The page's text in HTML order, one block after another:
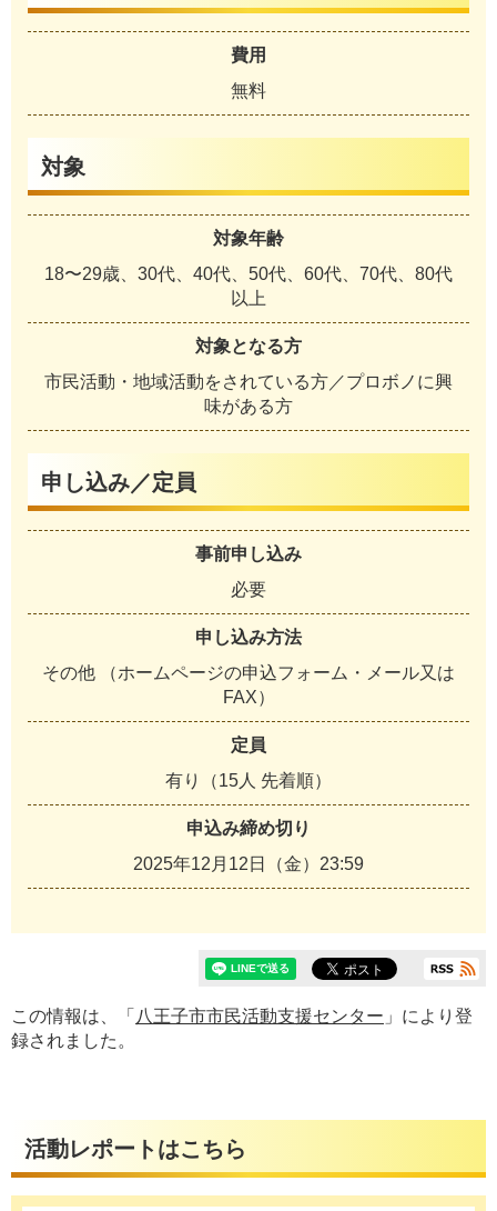
費用
無料
対象
対象年齢
18〜29歳、30代、40代、50代、60代、70代、80代
以上
対象となる方
市民活動・地域活動をされている方／プロボノに興
味がある方
申し込み／定員
事前申し込み
必要
申し込み方法
その他 （ホームページの申込フォーム・メール又は
FAX）
定員
有り（15人 先着順）
申込み締め切り
2025年12月12日（金）23:59
この情報は、「 八王子市市民活動支援センター 」により登
録されました。
活動レポートはこちら